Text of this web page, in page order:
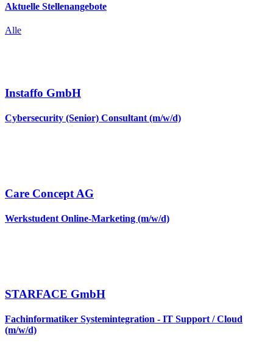
Aktuelle Stellenangebote
Alle
Instaffo GmbH
Cybersecurity (Senior) Consultant (m/w/d)
Care Concept AG
Werkstudent Online-Marketing (m/w/d)
STARFACE GmbH
Fachinformatiker Systemintegration - IT Support / Cloud
(m/w/d)